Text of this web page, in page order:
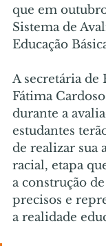
que em
Sistema de
Educação
A secretária de
Fátima
durante a
estudantes
de realizar sua
racial, etapa
a construção
precisos e
a realidade